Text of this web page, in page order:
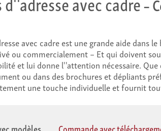
avec cadre est une grande aide dans
ou commercialement – Et qui doivent
et lui donne l''attention nécessaire.
ou dans des brochures et dépliants
une touche individuelle et fournit